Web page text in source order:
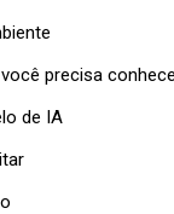
precisa
de IA